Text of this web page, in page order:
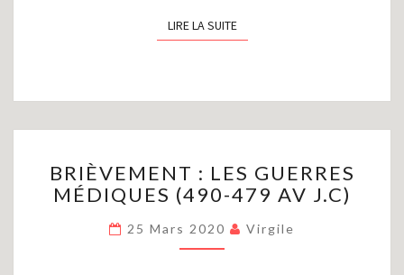
LIRE LA SUITELIRE LA SUITE
:
LES
MÉDIQUES
(490-
BRIÈVEMENT : LES GUERRES
MÉDIQUES (490-479 AV J.C)
25 Mars 2020 Virgile